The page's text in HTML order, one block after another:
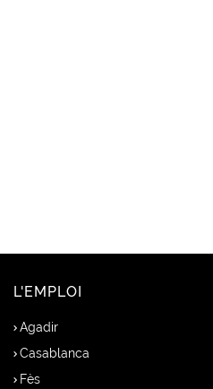
L'EMPLOI
Agadir
Casablanca
Fès